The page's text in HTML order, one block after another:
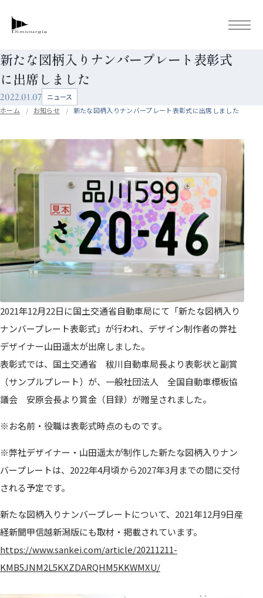
新たな図柄入りナンバープレート表彰式
に出席しました
2022.01.07
ニュース
ホーム
お知らせ 新たな図柄入りナンバープレート表彰式に出席しました
2021年12月22日に国土交通省自動車局にて「新たな図柄入り
ナンバープレート表彰式」が行われ、デザイン制作者の弊社
デザイナー山田遥太が出席しました。
表彰式では、国土交通省 秡川自動車局長より表彰状と副賞
（サンプルプレート）が、一般社団法人 全国自動車標板協
議会 安原会長より賞金（目録）が贈呈されました。
※お名前・役職は表彰式時点のものです。
※弊社デザイナー・山田遥太が制作した新たな図柄入りナン
バープレートは、2022年4月頃から2027年3月までの間に交付
される予定です。
新たな図柄入りナンバープレートについて、2021年12月9日産
経新聞甲信越新潟版にも取材・掲載されています。
https://www.sankei.com/article/20211211-
KMB5JNM2L5KXZDARQHM5KKWMXU/